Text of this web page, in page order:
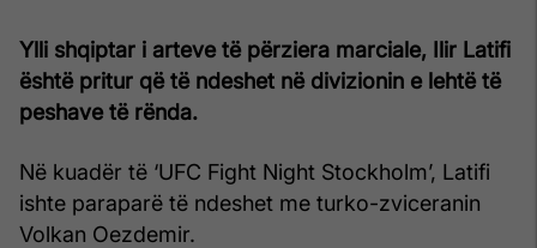
Ylli shqiptar i arteve të përziera marciale, Ilir Latifi
është pritur që të ndeshet në divizionin e lehtë të
peshave të rënda.
Në kuadër të ‘UFC Fight Night Stockholm’, Latifi
ishte paraparë të ndeshet me turko-zviceranin
Volkan Oezdemir.